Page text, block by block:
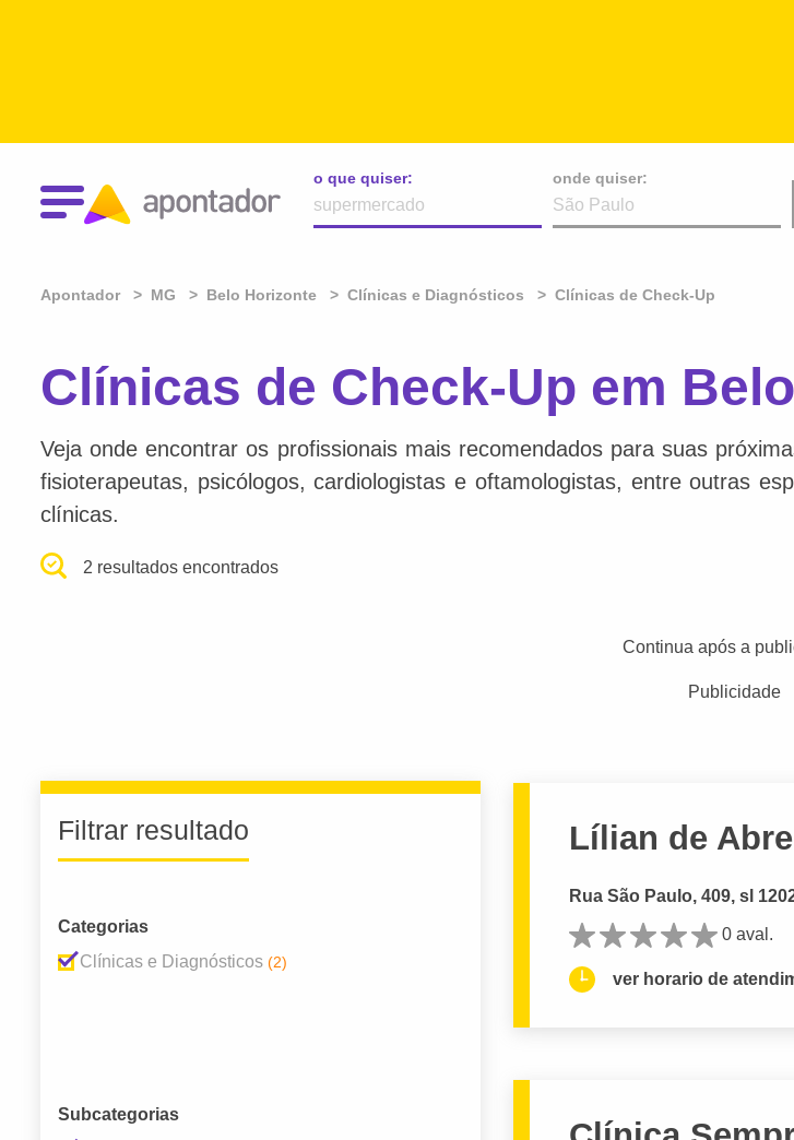
o que quiser:
onde quiser:
Apontador MG Belo Horizonte Clínicas e Diagnósticos Clínicas de Check-Up
Clínicas de Check-Up em
Veja onde encontrar os profissionais mais recomendados para suas
fisioterapeutas, psicólogos, cardiologistas e oftamologistas, entre outras
clínicas.
2 resultados encontrados
Continua após a
Publicidade
Filtrar resultado
Categorias
Clínicas e Diagnósticos (2)
Subcategorias
Lílian de
Rua São Paulo, 409, sl
0 aval.
ver horario de